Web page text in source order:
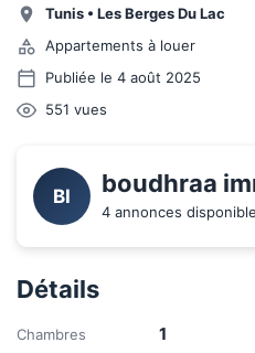
Tunis • Les Berges Du Lac
Appartements à louer
Publiée le 4 août 2025
551 vues
BI boudhraa
4 annonces
Détails
Chambres 1